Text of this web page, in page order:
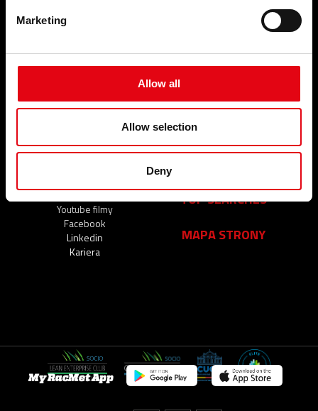
Marketing
Allow all
Allow selection
Deny
PRODUKTY
WYDARZENIA I
WIADOMOŚCI
Wydarzenia i wiadomości
Kim jesteśmy
Sieć niezawodnych partnerów
Youtube filmy
Facebook
Linkedin
Kariera
KONTAKTY
TOP SEARCHES
MAPA STRONY
My RacMet App